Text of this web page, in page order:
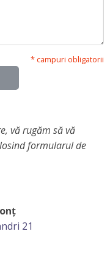
* campuri obligatorii
vă rugăm să vă
formularul de
21